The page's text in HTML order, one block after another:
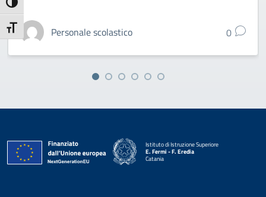
Attiva/disattiva alto contrasto
Attiva/disattiva dimensione testo
Personale scolastico 0
Istituto di Istruzione Superiore
E. Fermi - F. Eredia
Catania